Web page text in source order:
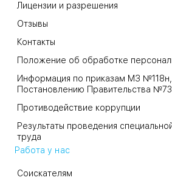
Лицензии и разрешения
Отзывы
Контакты
Положение об обработке
Информация по приказам МЗ
Постановлению Правительства
Противодействие коррупции
Результаты проведения
труда
Работа у нас
Соискателям